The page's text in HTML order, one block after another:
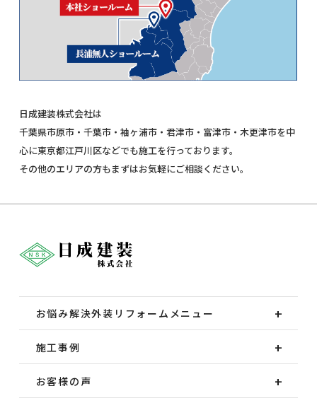
日成建装株式会社は
千葉県市原市・千葉市・袖ヶ浦市・君津市・富津市・木更津市を中
心に東京都江戸川区などでも施工を行っております。
その他のエリアの方もまずはお気軽にご相談ください。
お悩み解決外装 リフォームメニュー
施工事例
お客様の声